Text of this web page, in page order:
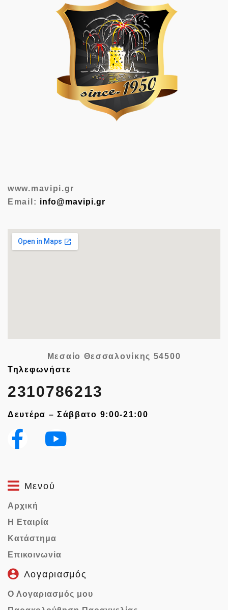
www.mavipi.gr
Email: info@mavipi.gr
Μεσαίο Θεσσαλονίκης 54500
Τηλεφωνήστε
2310786213
Δευτέρα – Σάββατο 9:00-21:00
Μενού
Αρχική
Η Εταιρία
Κατάστημα
Επικοινωνία
Λογαριασμός
Ο Λογαριασμός μου